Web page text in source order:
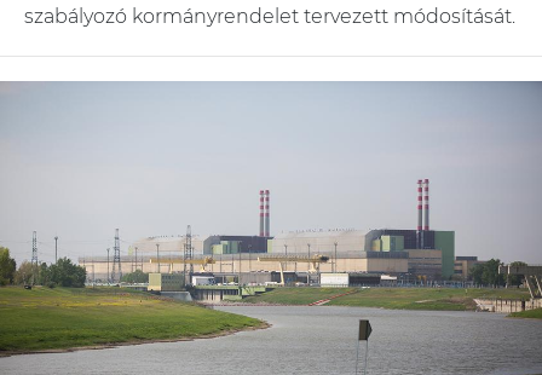
szabályozó kormányrendelet tervezett módosítását.